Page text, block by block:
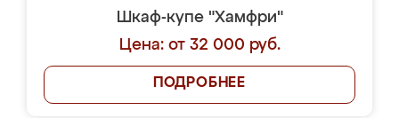
Шкаф-купе "Хамфри"
Цена: от 32 000 руб.
ПОДРОБНЕЕ